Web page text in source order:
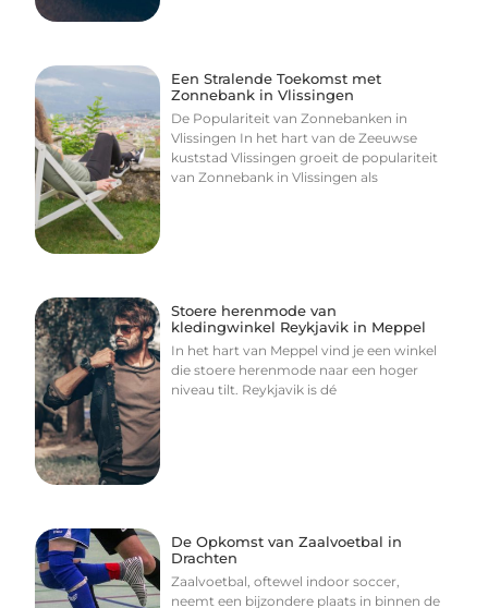
Een Stralende Toekomst met
Zonnebank in Vlissingen
De Populariteit van Zonnebanken in
Vlissingen In het hart van de Zeeuwse
kuststad Vlissingen groeit de populariteit
van Zonnebank in Vlissingen als
Stoere herenmode van
kledingwinkel Reykjavik in Meppel
In het hart van Meppel vind je een winkel
die stoere herenmode naar een hoger
niveau tilt. Reykjavik is dé
De Opkomst van Zaalvoetbal in
Drachten
Zaalvoetbal, oftewel indoor soccer,
neemt een bijzondere plaats in binnen de